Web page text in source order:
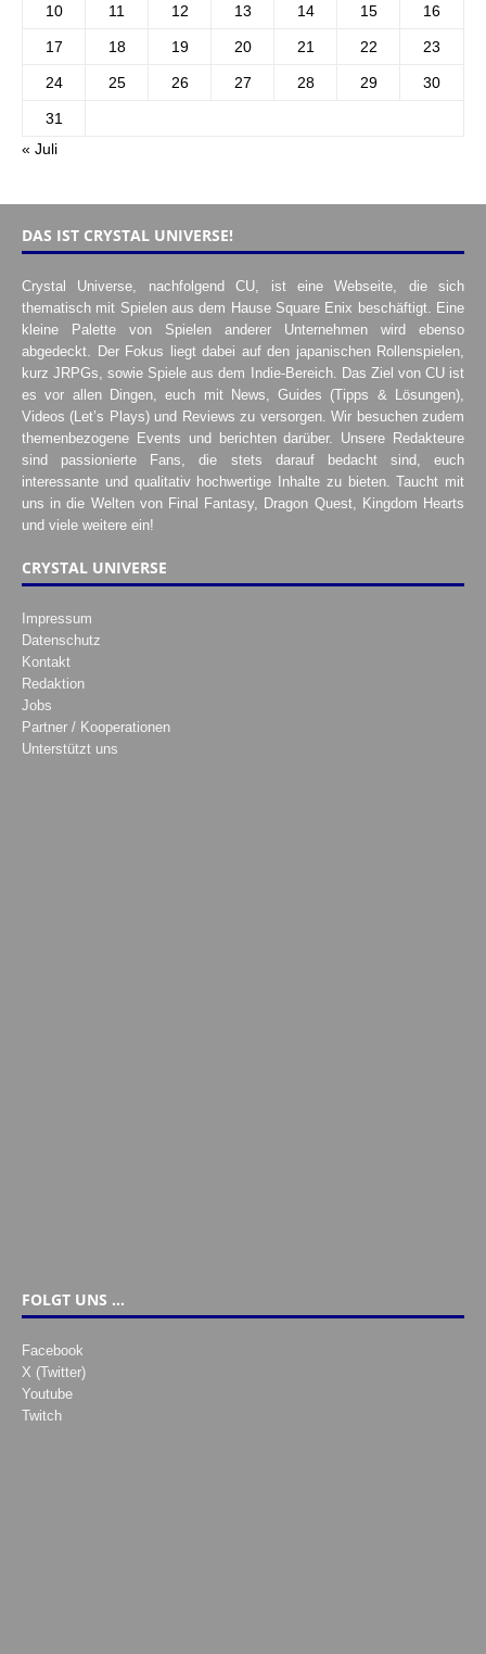
10 11 12 13 14 15 16
17 18 19 20 21 22 23
24 25 26 27 28 29 30
31
« Juli
DAS IST CRYSTAL UNIVERSE!
Crystal Universe, nachfolgend CU, ist eine Webseite, die sich
thematisch mit Spielen aus dem Hause Square Enix beschäftigt. Eine
kleine Palette von Spielen anderer Unternehmen wird ebenso
abgedeckt. Der Fokus liegt dabei auf den japanischen Rollenspielen,
kurz JRPGs, sowie Spiele aus dem Indie-Bereich. Das Ziel von CU ist
es vor allen Dingen, euch mit News, Guides (Tipps & Lösungen),
Videos (Let’s Plays) und Reviews zu versorgen. Wir besuchen zudem
themenbezogene Events und berichten darüber. Unsere Redakteure
sind passionierte Fans, die stets darauf bedacht sind, euch
interessante und qualitativ hochwertige Inhalte zu bieten. Taucht mit
uns in die Welten von Final Fantasy, Dragon Quest, Kingdom Hearts
und viele weitere ein!
CRYSTAL UNIVERSE
Impressum
Datenschutz
Kontakt
Redaktion
Jobs
Partner / Kooperationen
Unterstützt uns
FOLGT UNS …
Facebook
X (Twitter)
Youtube
Twitch